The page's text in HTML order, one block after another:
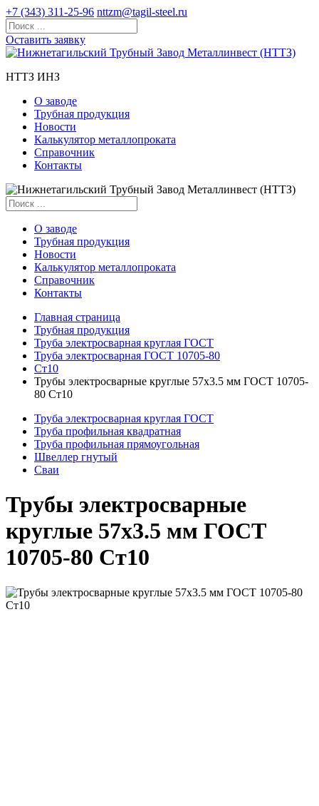
+7 (343) 311-25-96 nttzm@tagil-steel.ru
Оставить заявку
НТТЗ ИНЗ
О заводе
Трубная продукция
Новости
Калькулятор металлопроката
Справочник
Контакты
О заводе
Трубная продукция
Новости
Калькулятор металлопроката
Справочник
Контакты
Главная страница
Трубная продукция
Труба электросварная круглая ГОСТ
Труба электросварная ГОСТ 10705-80
Ст10
Трубы электросварные круглые 57x3.5 мм ГОСТ 10705-
80 Ст10
Труба электросварная круглая ГОСТ
Труба профильная квадратная
Труба профильная прямоугольная
Швеллер гнутый
Сваи
Трубы электросварные
круглые 57x3.5 мм ГОСТ
10705-80 Ст10